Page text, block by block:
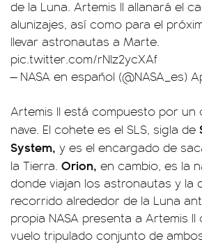
de la Luna. Artemis II allanará el
alunizajes, así como para el
llevar astronautas a Marte.
pic.twitter.com/rNlz2ycXAf
— NASA en español (@NASA_es)
Artemis II está compuesto por un
nave. El cohete es el SLS, sigla de
System, y es el encargado de
la Tierra. Orion, en cambio, es la
donde viajan los astronautas y la
recorrido alrededor de la Luna
propia NASA presenta a Artemis
vuelo tripulado conjunto de